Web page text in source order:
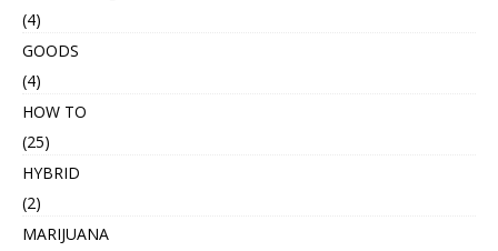
(4)
GOODS
(4)
HOW TO
(25)
HYBRID
(2)
MARIJUANA